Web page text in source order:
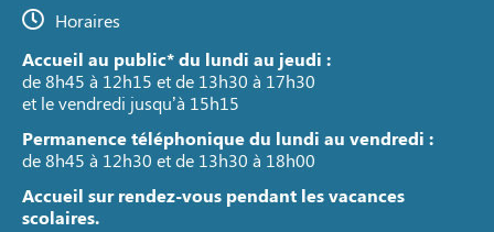
Horaires
Accueil au public* du lundi au jeudi :
de 8h45 à 12h15 et de 13h30 à 17h30
et le vendredi jusqu’à 15h15
Permanence téléphonique du lundi au vendredi :
de 8h45 à 12h30 et de 13h30 à 18h00
Accueil sur rendez-vous pendant les vacances
scolaires.